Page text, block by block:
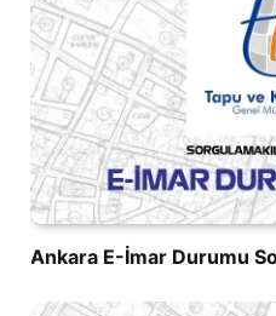
Ankara E-İmar Durumu